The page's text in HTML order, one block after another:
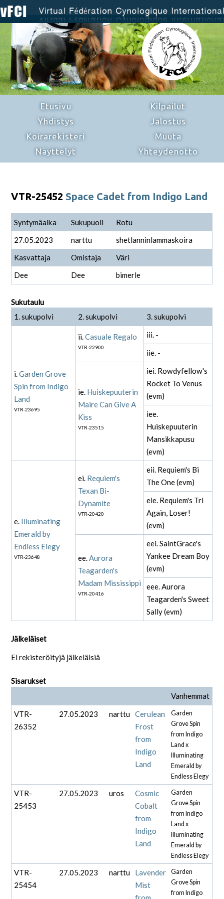
Etusivu
Yhdistys
Koirarekisteri
Näyttelyt
Kilpailut
Jalostus
Muuta
Yhteydenotto
VTR-25452 Space Cadet from Indigo Land
Syntymäaika Sukupuoli
Rotu
27.05.2023
narttu
shetlanninlammaskoira
Kasvattaja
Omistaja
Väri
Dee
Dee bimerle
Sukutaulu
1. sukupolvi
2. sukupolvi 3. sukupolvi
i.Garden Grove
Spin from Indigo
Land
VTR-23695
ii.Casuale Regalo
VTR-22900
iii. -
iie. -
ie. Huiskepuuterin
Maire Can Give A
Kiss
VTR-23515
iei. Rowdyfellow's
Rocket To Venus
(evm)
iee.
Huiskepuuterin
Mansikkapusu
(evm)
e. Illuminating
Emerald by
Endless Elegy
VTR-23648
ei. Requiem's
Texan Bi-
Dynamite
VTR-20420
eii. Requiem's Bi
The One (evm)
eie. Requiem's Tri
Again, Loser!
(evm)
ee.Aurora
Teagarden's
Madam Mississippi
VTR-20416
eei. SaintGrace's
Yankee Dream Boy
(evm)
eee. Aurora
Teagarden's Sweet
Sally (evm)
Jälkeläiset
Ei rekisteröityjä jälkeläisiä
Sisarukset
Vanhemmat
VTR-
26352
27.05.2023 narttu Cerulean
Frost
from
Indigo
Land
Garden
Grove Spin
from Indigo
Land x
Illuminating
Emerald by
Endless Elegy
VTR-
25453
27.05.2023 uros
Cosmic
Cobalt
from
Indigo
Land
Garden
Grove Spin
from Indigo
Land x
Illuminating
Emerald by
Endless Elegy
VTR-
25454
27.05.2023 narttu
Lavender
Mist
Garden
Grove Spin
from Indigo